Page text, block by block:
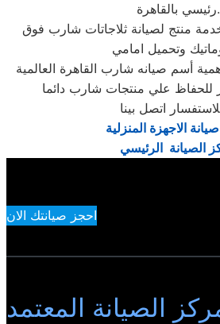
رئيسي بالقاهرة.
منتج لصيانة ثلاجاتات شارب فوق
أسم صيانه شارب القاهرة العالمية
للحفاظ علي منتجات شارب دائما
الاجهزة المنزلية
الصيانة الرئيسي
احجز صيانتك الان
الصيانة المعتمد